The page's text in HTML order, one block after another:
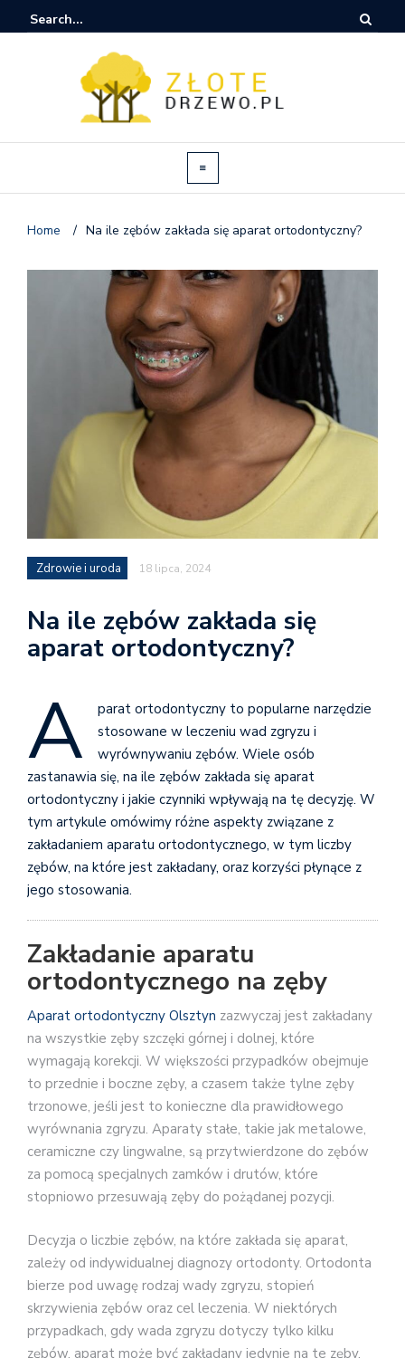
Home / Na ile zębów zakłada się aparat ortodontyczny?
Zdrowie i uroda 18 lipca, 2024
Na ile zębów zakłada się
aparat ortodontyczny?
A
parat ortodontyczny to popularne narzędzie
stosowane w leczeniu wad zgryzu i
wyrównywaniu zębów. Wiele osób
zastanawia się, na ile zębów zakłada się aparat
ortodontyczny i jakie czynniki wpływają na tę decyzję. W
tym artykule omówimy różne aspekty związane z
zakładaniem aparatu ortodontycznego, w tym liczby
zębów, na które jest zakładany, oraz korzyści płynące z
jego stosowania.
Zakładanie aparatu
ortodontycznego na zęby
Aparat ortodontyczny Olsztyn zazwyczaj jest zakładany
na wszystkie zęby szczęki górnej i dolnej, które
wymagają korekcji. W większości przypadków obejmuje
to przednie i boczne zęby, a czasem także tylne zęby
trzonowe, jeśli jest to konieczne dla prawidłowego
wyrównania zgryzu. Aparaty stałe, takie jak metalowe,
ceramiczne czy lingwalne, są przytwierdzone do zębów
za pomocą specjalnych zamków i drutów, które
stopniowo przesuwają zęby do pożądanej pozycji.
Decyzja o liczbie zębów, na które zakłada się aparat,
zależy od indywidualnej diagnozy ortodonty. Ortodonta
bierze pod uwagę rodzaj wady zgryzu, stopień
skrzywienia zębów oraz cel leczenia. W niektórych
przypadkach, gdy wada zgryzu dotyczy tylko kilku
zębów, aparat może być zakładany jedynie na te zęby.